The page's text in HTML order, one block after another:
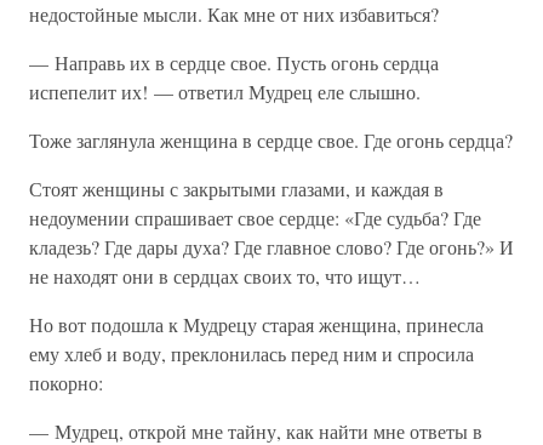
недостойные мысли. Как мне от них избавиться?
— Направь их в сердце свое. Пусть огонь сердца
испепелит их! — ответил Мудрец еле слышно.
Тоже заглянула женщина в сердце свое. Где огонь сердца?
Стоят женщины с закрытыми глазами, и каждая в
недоумении спрашивает свое сердце: «Где судьба? Где
кладезь? Где дары духа? Где главное слово? Где огонь?» И
не находят они в сердцах своих то, что ищут…
Но вот подошла к Мудрецу старая женщина, принесла
ему хлеб и воду, преклонилась перед ним и спросила
покорно:
— Мудрец, открой мне тайну, как найти мне ответы в